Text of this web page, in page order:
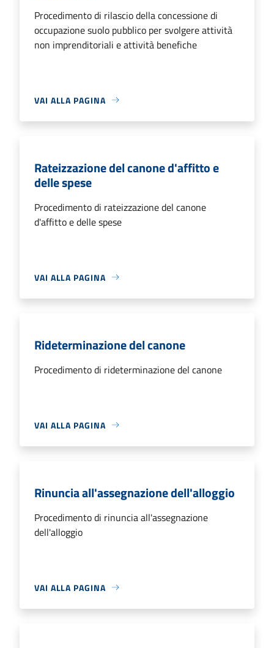
Procedimento di rilascio della concessione di
occupazione suolo pubblico per svolgere attività
non imprenditoriali e attività benefiche
VAI ALLA PAGINA
Rateizzazione del canone d'affitto e
delle spese
Procedimento di rateizzazione del canone
d'affitto e delle spese
VAI ALLA PAGINA
Rideterminazione del canone
Procedimento di rideterminazione del canone
VAI ALLA PAGINA
Rinuncia all'assegnazione dell'alloggio
Procedimento di rinuncia all'assegnazione
dell'alloggio
VAI ALLA PAGINA